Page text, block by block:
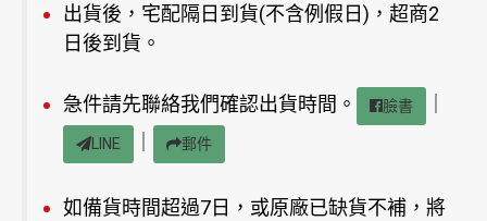
出貨後，宅配隔日到貨(不含例假日)，超商2
日後到貨。
急件請先聯絡我們確認出貨時間。 臉書
LINE 郵件
如備貨時間超過7日，或原廠已缺貨不補，將